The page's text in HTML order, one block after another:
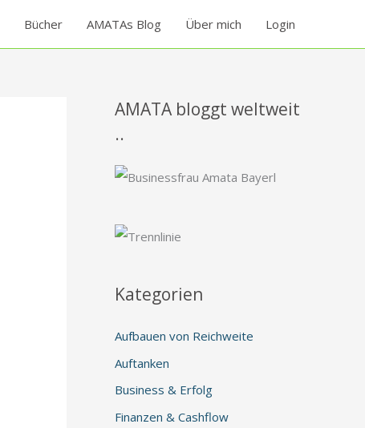
Bücher AMATAs Blog Über mich Login
AMATA bloggt weltweit
..
Kategorien
Aufbauen von Reichweite
Auftanken
Business & Erfolg
Finanzen & Cashflow